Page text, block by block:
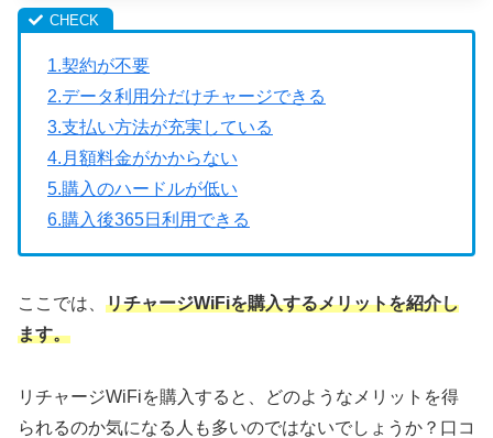
1.契約が不要
2.データ利用分だけチャージできる
3.支払い方法が充実している
4.月額料金がかからない
5.購入のハードルが低い
6.購入後365日利用できる
ここでは、 リチャージWiFiを購入するメリットを紹介し
ます。
リチャージWiFiを購入すると、どのようなメリットを得
られるのか気になる人も多いのではないでしょうか？口コ